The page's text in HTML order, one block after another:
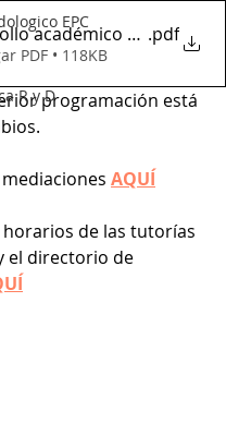
EPC
R y D
académico MAYO
.pdf
PDF • 118KB
programación está
AQUÍ
horarios de las tutorías
el directorio de